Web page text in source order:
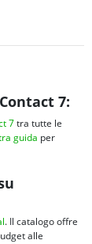
7:
7tra tutte le
guida per
. Il catalogo offre
alle